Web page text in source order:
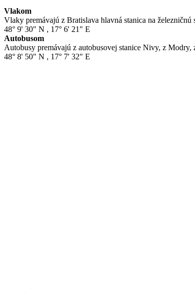
Vlakom
Vlaky premávajú z Bratislava hlavná stanica na
48° 9' 30" N , 17° 6' 21" E
Autobusom
Autobusy premávajú z autobusovej stanice Nivy, z Modry,
48° 8' 50" N , 17° 7' 32" E